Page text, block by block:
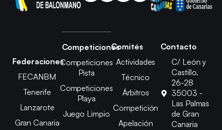
Federaciones
FECANBM
Tenerife
Lanzarote
Gran Canaria
Competiciones
Competiciones
Pista
Competiciones
Playa
Juego Limpio
Comités
Actividades
Técnico
Árbitros
Competición
Apelación
Contacto
C/ León y
Castillo,
26-28
35003 -
Las Palmas
de Gran
Canaria